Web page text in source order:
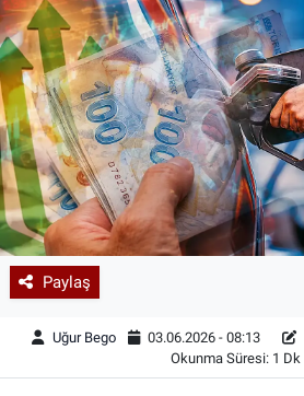
Paylaş
Uğur Bego 03.06.2026 - 08:13
Okunma Süresi: 1 Dk